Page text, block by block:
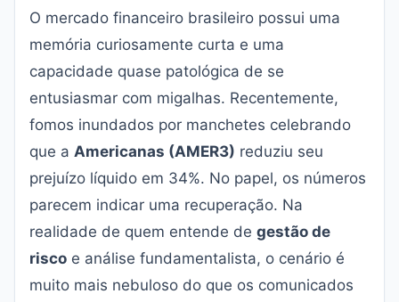
O mercado financeiro brasileiro possui uma
memória curiosamente curta e uma
capacidade quase patológica de se
entusiasmar com migalhas. Recentemente,
fomos inundados por manchetes celebrando
que a Americanas (AMER3) reduziu seu
prejuízo líquido em 34%. No papel, os números
parecem indicar uma recuperação. Na
realidade de quem entende de gestão de
risco e análise fundamentalista, o cenário é
muito mais nebuloso do que os comunicados